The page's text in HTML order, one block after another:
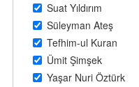
Suat Yıldırım
Süleyman Ateş
Tefhim-ul Kuran
Ümit Şimşek
Yaşar Nuri Öztürk